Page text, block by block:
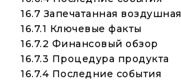
16.7 Запечатанная
16.7.1 Ключевые факты
16.7.2 Финансовый обзор
16.7.3 Процедура продукта
16.7.4 Последние события